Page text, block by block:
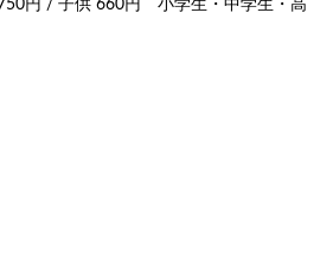
円 / 子供 660円　小学生・中学生・高